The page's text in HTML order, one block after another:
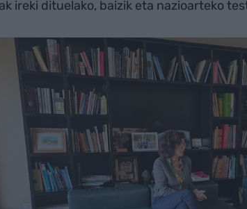
ireki dituelako, baizik eta nazioarteko